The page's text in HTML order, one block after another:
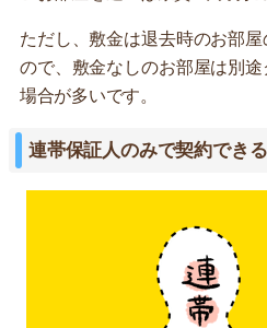
ただし、敷金は退去時のお部
ので、敷金なしのお部屋は別
場合が多いです。
連帯保証人のみで契約でき